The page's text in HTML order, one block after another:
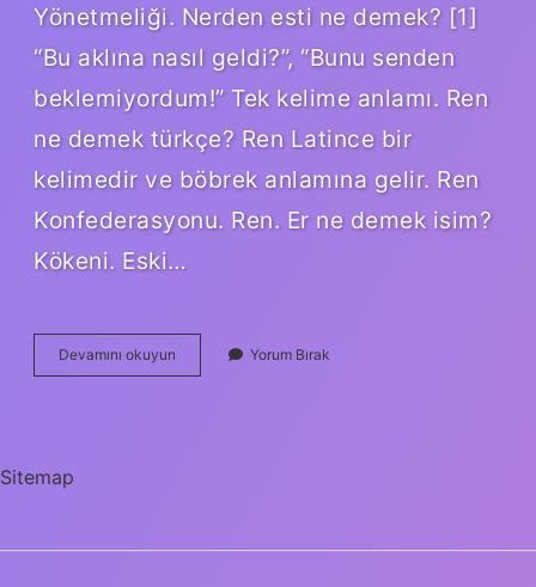
Yönetmeliği. Nerden esti ne demek? [1]
“Bu aklına nasıl geldi?”, “Bunu senden
beklemiyordum!” Tek kelime anlamı. Ren
ne demek türkçe? Ren Latince bir
kelimedir ve böbrek anlamına gelir. Ren
Konfederasyonu. Ren. Er ne demek isim?
Kökeni. Eski…
Devamını okuyun
Nedir
Yorum Bırak
Sitemap